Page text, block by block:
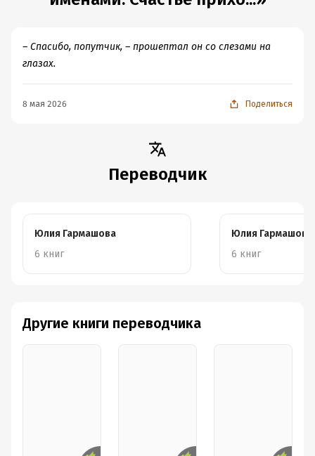
души и мозга, такое иногда тоже нужно. Но этот отдых
– Спасибо, попутчик, – прошептал он со слезами на
глазах.
8 мая 2026 Поделиться
Переводчик
Юлия Гармашова
6 книг
Юлия Гармашова
6 книг
Другие книги переводчика